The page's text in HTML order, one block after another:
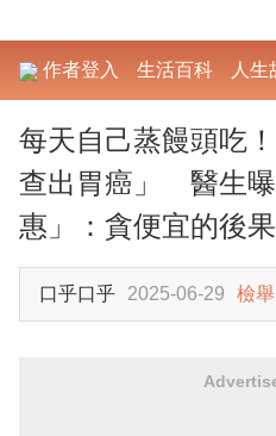
作者登入 生活百科 人生
每天自己蒸饅頭吃
查出胃癌」 醫生
惠」：貪便宜的後果
口乎口乎 2025-06-29 檢舉